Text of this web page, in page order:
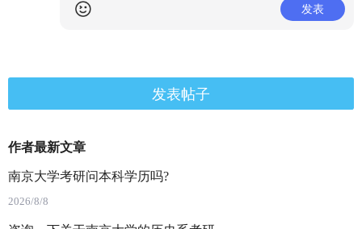
发表
发表帖子
作者最新文章
南京大学考研问本科学历吗?
2026/8/8